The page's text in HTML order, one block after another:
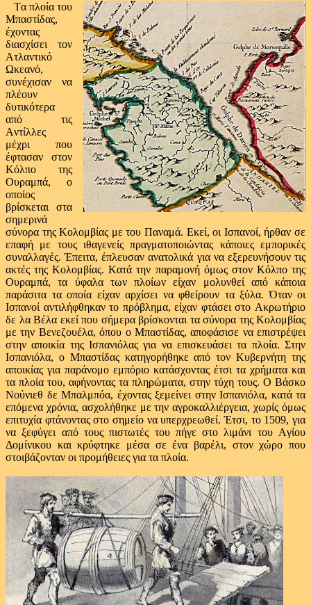
Τα πλοία του
Μπαστίδας,
έχοντας
διασχίσει τον
Ατλαντικό
Ωκεανό,
συνέχισαν να
πλέουν
δυτικότερα
από τις
Αντίλλες
μέχρι που
έφτασαν στον
Κόλπο της
Ουραμπά, ο
οποίος
βρίσκεται στα
σημερινά
σύνορα της Κολομβίας με του Παναμά. Εκεί, οι Ισπανοί, ήρθαν σε
επαφή με τους ιθαγενείς πραγματοποιώντας κάποιες εμπορικές
συναλλαγές. Έπειτα, έπλευσαν ανατολικά για να εξερευνήσουν τις
ακτές της Κολομβίας. Κατά την παραμονή όμως στον Κόλπο της
Ουραμπά, τα ύφαλα των πλοίων είχαν μολυνθεί από κάποια
παράσιτα τα οποία είχαν αρχίσει να φθείρουν τα ξύλα. Όταν οι
Ισπανοί αντιλήφθηκαν το πρόβλημα, είχαν φτάσει στο Ακρωτήριο
δε λα Βέλα εκεί που σήμερα βρίσκονται τα σύνορα της Κολομβίας
με την Βενεζουέλα, όπου ο Μπαστίδας, αποφάσισε να επιστρέψει
στην αποικία της Ισπανιόλας για να επισκευάσει τα πλοία. Στην
Ισπανιόλα, ο Μπαστίδας κατηγορήθηκε από τον Κυβερνήτη της
αποικίας για παράνομο εμπόριο κατάσχοντας έτσι τα χρήματα και
τα πλοία του, αφήνοντας τα πληρώματα, στην τύχη τους. Ο Βάσκο
Νούνιεθ δε Μπαλμπόα, έχοντας ξεμείνει στην Ισπανιόλα, κατά τα
επόμενα χρόνια, ασχολήθηκε με την αγροκαλλιέργεια, χωρίς όμως
επιτυχία φτάνοντας στο σημείο να υπερχρεωθεί. Έτσι, το 1509, για
να ξεφύγει από τους πιστωτές του πήγε στο λιμάνι του Αγίου
Δομίνικου και κρύφτηκε μέσα σε ένα βαρέλι, στον χώρο που
στοιβάζονταν οι προμήθειες για τα πλοία.